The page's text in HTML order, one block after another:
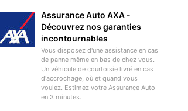
Assurance Auto AXA -
Découvrez nos garanties
incontournables
Vous disposez d'une assistance en cas
de panne même en bas de chez vous.
Un véhicule de courtoisie livré en cas
d'accrochage, où et quand vous
voulez. Estimez votre Assurance Auto
en 3 minutes.